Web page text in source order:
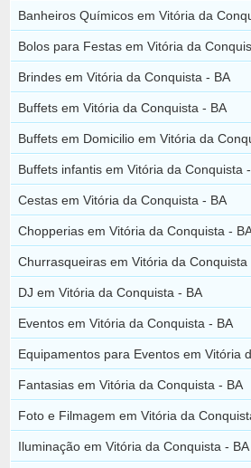
Banheiros Químicos em Vitória da
Bolos para Festas em Vitória da
Brindes em Vitória da Conquista - BA
Buffets em Vitória da Conquista - BA
Buffets em Domicilio em Vitória da
Buffets infantis em Vitória da Conquista
Cestas em Vitória da Conquista - BA
Chopperias em Vitória da Conquista -
Churrasqueiras em Vitória da Conquista
DJ em Vitória da Conquista - BA
Eventos em Vitória da Conquista - BA
Equipamentos para Eventos em Vitória
Fantasias em Vitória da Conquista - BA
Foto e Filmagem em Vitória da
Iluminação em Vitória da Conquista - BA